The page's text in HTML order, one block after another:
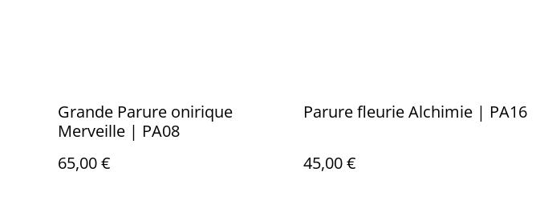
Grande Parure onirique
Merveille | PA08
65,00 €
Parure fleurie Alchimie | PA16
45,00 €